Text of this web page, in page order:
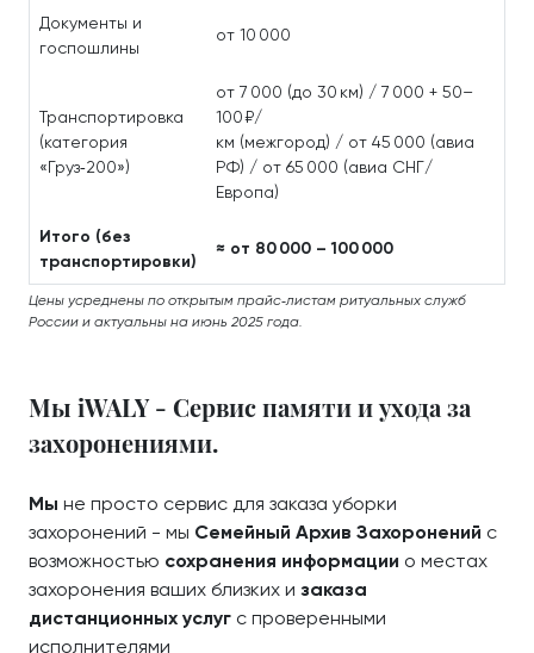
Документы и
госпошлины
от 10 000
Транспортировка
(категория
«Груз‑200»)
от 7 000 (до 30 км) / 7 000 + 50–
100 ₽/
км (межгород) / от 45 000 (авиа
РФ) / от 65 000 (авиа СНГ/
Европа)
Итого (без
транспортировки)
≈ от 80 000 – 100 000
Цены усреднены по открытым прайс‑листам ритуальных служб
России и актуальны на июнь 2025 года.
Мы iWALY - Сервис памяти и ухода за
захоронениями.
Мы не просто сервис для заказа уборки
захоронений - мы Семейный Архив Захоронений с
возможностью сохранения информации о местах
захоронения ваших близких и заказа
дистанционных услуг с проверенными
исполнителями